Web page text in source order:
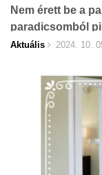
Nem érett be a
paradicsomból
Aktuális 2024. 10.